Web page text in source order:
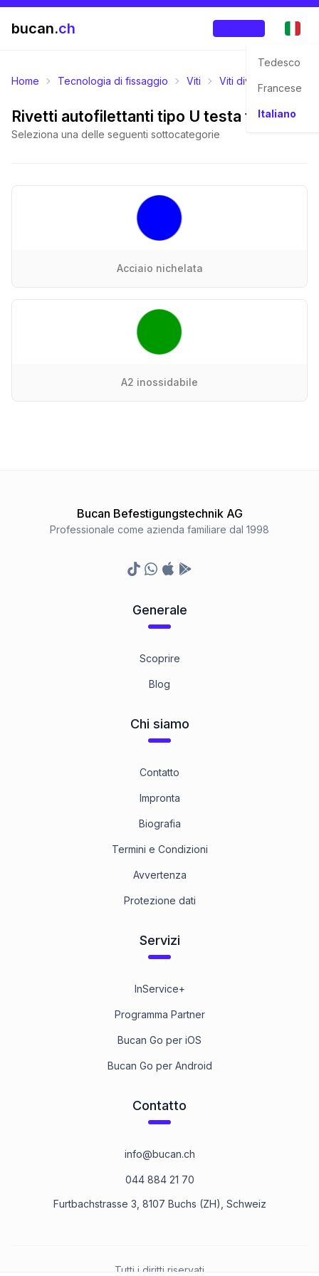
bucan.ch
Tedesco
Francese
Italiano
Home Tecnologia di fissaggio Viti Viti diversi
Rivetti autofilettanti tipo U testa tond
Seleziona una delle seguenti sottocategorie
Acciaio nichelata
A2 inossidabile
Bucan Befestigungstechnik AG
Professionale come azienda familiare dal 1998
TikTokWhatsapp
Appstore
Google Play Store
Generale
Scoprire
Blog
Chi siamo
Contatto
Impronta
Biografia
Termini e Condizioni
Avvertenza
Protezione dati
Servizi
InService+
Programma Partner
Bucan Go per iOS
Bucan Go per Android
Contatto
info@bucan.ch
044 884 21 70
Furtbachstrasse 3, 8107 Buchs (ZH), Schweiz
Tutti i diritti riservati